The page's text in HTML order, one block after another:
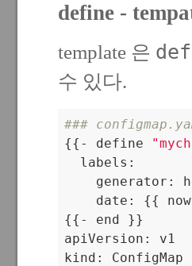
define -
template 은
수 있다.
###
{{- define
  labels:
generator:
date: {{
{{- end }}
apiVersion: v1
kind: ConfigMap